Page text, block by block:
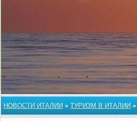
НОВОСТИ ИТАЛИИ » ТУРИЗМ В ИТАЛИИ »